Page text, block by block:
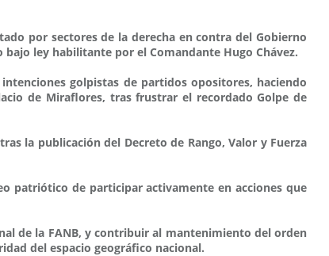
por sectores de la derecha en contra del Gobierno
ley habilitante por el Comandante Hugo Chávez.
golpistas de partidos opositores, haciendo
de Miraflores, tras frustrar el recordado Golpe de
la publicación del Decreto de Rango, Valor y Fuerza
patriótico de participar activamente en acciones que
de la FANB, y contribuir al mantenimiento del orden
del espacio geográfico nacional.